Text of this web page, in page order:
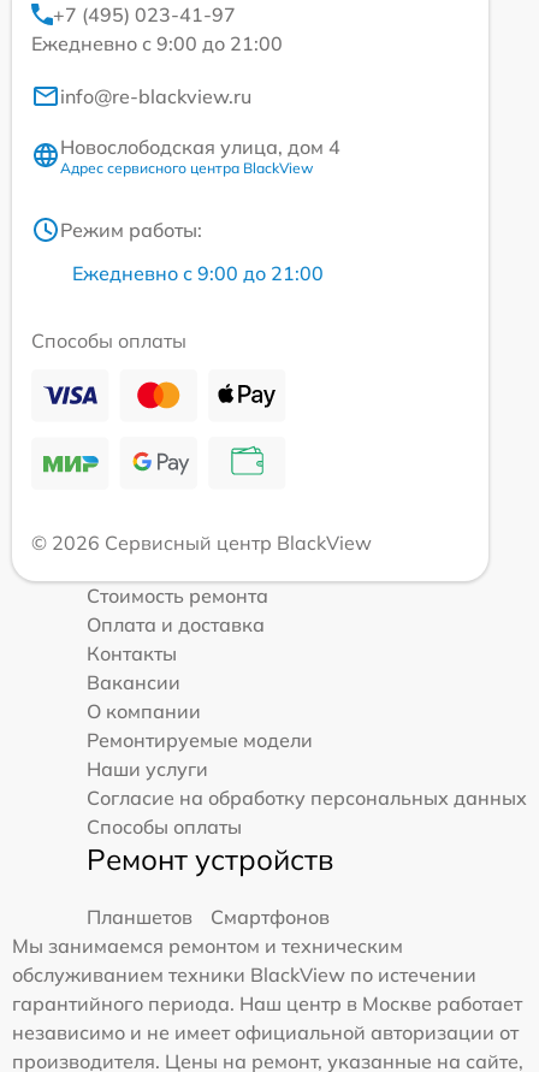
+7 (495) 023-41-97
Ежедневно с 9:00 до 21:00
info@re-blackview.ru
Новослободская улица, дом 4
Адрес сервисного центра BlackView
Режим работы:
Ежедневно с 9:00 до 21:00
Способы оплаты
© 2026 Сервисный центр BlackView
Стоимость ремонта
Оплата и доставка
Контакты
Вакансии
О компании
Ремонтируемые модели
Наши услуги
Согласие на обработку персональных данных
Способы оплаты
Ремонт устройств
Планшетов
Смартфонов
Мы занимаемся ремонтом и техническим
обслуживанием техники BlackView по истечении
гарантийного периода. Наш центр в Москве работает
независимо и не имеет официальной авторизации от
производителя. Цены на ремонт, указанные на сайте,